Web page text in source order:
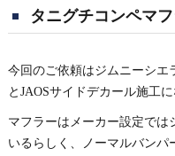
タニグチコンペマ
今回のご依頼はジムニーシエ
とJAOSサイドデカール施工に
マフラーはメーカー設定では
いるらしく、ノーマルバン